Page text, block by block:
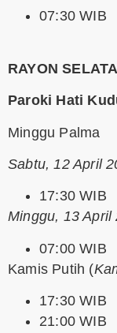
07:30 WIB
RAYON
Paroki Hati
Minggu Palma
Sabtu, 12 April
17:30 WIB
Minggu, 13 April
07:00 WIB
Kamis Putih (
17:30 WIB
21:00 WIB